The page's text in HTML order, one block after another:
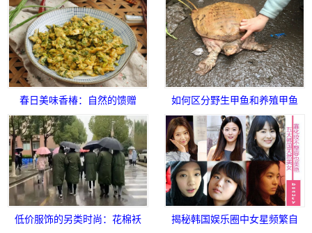
春日美味香椿：自然的馈赠
如何区分野生甲鱼和养殖甲鱼
低价服饰的另类时尚：花棉袄
揭秘韩国娱乐圈中女星频繁自